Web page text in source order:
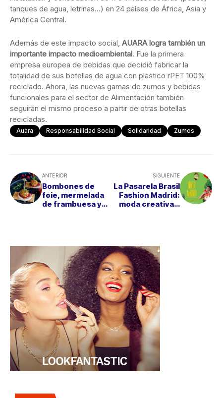
tanques de agua, letrinas…) en 24 países de África, Asia y
América Central.
Además de este impacto social, AUARA logra también un
importante impacto medioambiental. Fue la primera
empresa europea de bebidas que decidió fabricar la
totalidad de sus botellas de agua con plástico rPET 100%
reciclado. Ahora, las nuevas gamas de zumos y bebidas
funcionales para el sector de Alimentación también
seguirán el mismo proceso a partir de otras botellas
recicladas.
Auara Responsabilidad Social Solidaridad Zumos
ANTERIOR
Bombones de
foie, mermelada
de frambuesa y
SIGUIENTE
La Pasarela Brasil
Fashion Madrid:
moda creativa y